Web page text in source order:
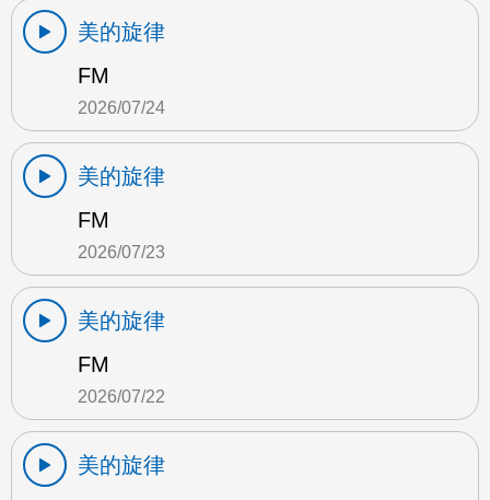
美的旋律
FM
2026/07/24
美的旋律
FM
2026/07/23
美的旋律
FM
2026/07/22
美的旋律